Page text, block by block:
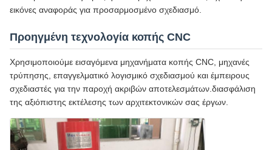
εικόνες αναφοράς για προσαρμοσμένο σχεδιασμό.
Προηγμένη τεχνολογία κοπής CNC
Χρησιμοποιούμε εισαγόμενα μηχανήματα κοπής CNC, μηχανές
τρύπησης, επαγγελματικό λογισμικό σχεδιασμού και έμπειρους
σχεδιαστές για την παροχή ακριβών αποτελεσμάτων.διασφάλιση
της αξιόπιστης εκτέλεσης των αρχιτεκτονικών σας έργων.